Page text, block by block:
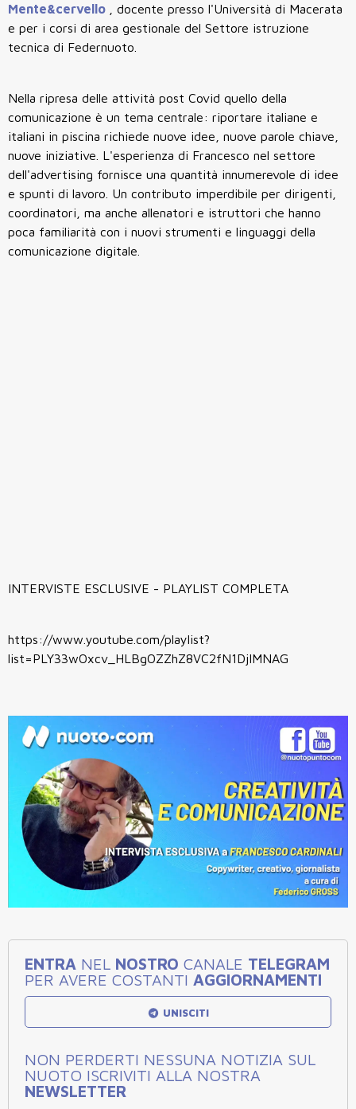
Mente&cervello
, docente presso l'Università di Macerata
e per i corsi di area gestionale del Settore istruzione
tecnica di Federnuoto.
Nella ripresa delle attività post Covid quello della
comunicazione è un tema centrale: riportare italiane e
italiani in piscina richiede nuove idee, nuove parole chiave,
nuove iniziative. L'esperienza di Francesco nel settore
dell'advertising fornisce una quantità innumerevole di idee
e spunti di lavoro. Un contributo imperdibile per dirigenti,
coordinatori, ma anche allenatori e istruttori che hanno
poca familiarità con i nuovi strumenti e linguaggi della
comunicazione digitale.
INTERVISTE ESCLUSIVE - PLAYLIST COMPLETA
https://www.youtube.com/playlist?
list=PLY33wOxcv_HLBgOZZhZ8VC2fN1DjIMNAG
ENTRA NEL NOSTRO CANALE TELEGRAM
PER AVERE COSTANTI AGGIORNAMENTI
UNISCITI
NON PERDERTI NESSUNA NOTIZIA SUL
NUOTO ISCRIVITI ALLA NOSTRA
NEWSLETTER